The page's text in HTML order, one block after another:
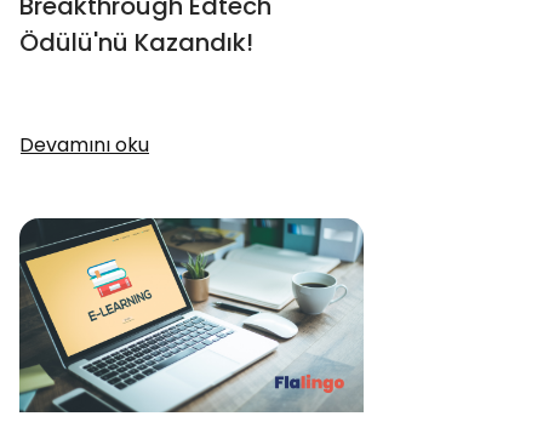
Ödülü'nü Kazandık!
Devamını oku